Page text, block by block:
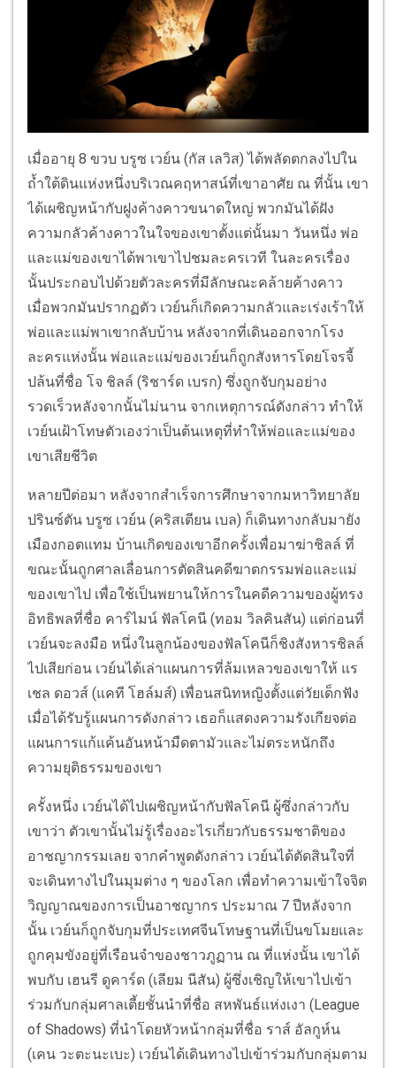
เมื่ออายุ 8 ขวบ บรูซ เวย์น (กัส เลวิส) ได้พลัดตกลงไปใน
ถ้ำใต้ดินแห่งหนึ่งบริเวณคฤหาสน์ที่เขาอาศัย ณ ที่นั้น เขา
ได้เผชิญหน้ากับฝูงค้างคาวขนาดใหญ่ พวกมันได้ฝัง
ความกลัวค้างคาวในใจของเขาตั้งแต่นั้นมา วันหนึ่ง พ่อ
และแม่ของเขาได้พาเขาไปชมละครเวที ในละครเรื่อง
นั้นประกอบไปด้วยตัวละครที่มีลักษณะคล้ายค้างคาว
เมื่อพวกมันปรากฏตัว เวย์นก็เกิดความกลัวและเร่งเร้าให้
พ่อและแม่พาเขากลับบ้าน หลังจากที่เดินออกจากโรง
ละครแห่งนั้น พ่อและแม่ของเวย์นก็ถูกสังหารโดยโจรจี้
ปล้นที่ชื่อ โจ ชิลล์ (ริชาร์ด เบรก) ซึ่งถูกจับกุมอย่าง
รวดเร็วหลังจากนั้นไม่นาน จากเหตุการณ์ดังกล่าว ทำให้
เวย์นเฝ้าโทษตัวเองว่าเป็นต้นเหตุที่ทำให้พ่อและแม่ของ
เขาเสียชีวิต
หลายปีต่อมา หลังจากสำเร็จการศึกษาจากมหาวิทยาลัย
ปรินซ์ตัน บรูซ เวย์น (คริสเตียน เบล) ก็เดินทางกลับมายัง
เมืองกอตแทม บ้านเกิดของเขาอีกครั้งเพื่อมาฆ่าชิลล์ ที่
ขณะนั้นถูกศาลเลื่อนการตัดสินคดีฆาตกรรมพ่อและแม่
ของเขาไป เพื่อใช้เป็นพยานให้การในคดีความของผู้ทรง
อิทธิพลที่ชื่อ คาร์ไมน์ ฟัลโคนี (ทอม วิลคินสัน) แต่ก่อนที่
เวย์นจะลงมือ หนึ่งในลูกน้องของฟัลโคนีก็ชิงสังหารชิลล์
ไปเสียก่อน เวย์นได้เล่าแผนการที่ล้มเหลวของเขาให้ แร
เชล ดอวส์ (แคที โฮล์มส์) เพื่อนสนิทหญิงตั้งแต่วัยเด็กฟัง
เมื่อได้รับรู้แผนการดังกล่าว เธอก็แสดงความรังเกียจต่อ
แผนการแก้แค้นอันหน้ามืดตามัวและไม่ตระหนักถึง
ความยุติธรรมของเขา
ครั้งหนึ่ง เวย์นได้ไปเผชิญหน้ากับฟัลโคนี ผู้ซึ่งกล่าวกับ
เขาว่า ตัวเขานั้นไม่รู้เรื่องอะไรเกี่ยวกับธรรมชาติของ
อาชญากรรมเลย จากคำพูดดังกล่าว เวย์นได้ตัดสินใจที่
จะเดินทางไปในมุมต่าง ๆ ของโลก เพื่อทำความเข้าใจจิต
วิญญาณของการเป็นอาชญากร ประมาณ 7 ปีหลังจาก
นั้น เวย์นก็ถูกจับกุมที่ประเทศจีนโทษฐานที่เป็นขโมยและ
ถูกคุมขังอยู่ที่เรือนจำของชาวภูฏาน ณ ที่แห่งนั้น เขาได้
พบกับ เฮนรี ดูคาร์ด (เลียม นีสัน) ผู้ซึ่งเชิญให้เขาไปเข้า
ร่วมกับกลุ่มศาลเตี้ยชั้นนำที่ชื่อ สหพันธ์แห่งเงา (League
of Shadows) ที่นำโดยหัวหน้ากลุ่มที่ชื่อ ราส์ อัลกูห์น
(เคน วะตะนะเบะ) เวย์นได้เดินทางไปเข้าร่วมกับกลุ่มตาม